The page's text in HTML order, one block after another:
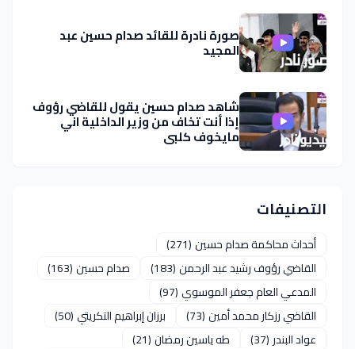
صورة نادرة للقائد صدام حسين عبد
المجيد
شاهد صدام حسين يقول للقاضي رؤوف
إذا أنت تخاف من وزير الداخلية اني
مايخوف كلبي
التصنيفات
أحداث محاكمة صدام حسين(271)
القاضي رؤوف رشيد عبد الرحمن(183) صدام حسين(163)
المدعي العام جعفر الموسوي(97)
القاضي رزكار محمد أمين(73) برزان إبراهيم التكريتي (50)
عواد البندر (37) طه ياسين رمضان(21)